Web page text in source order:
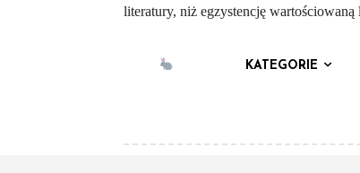
literatury, niż egzystencję
KATEGORIE